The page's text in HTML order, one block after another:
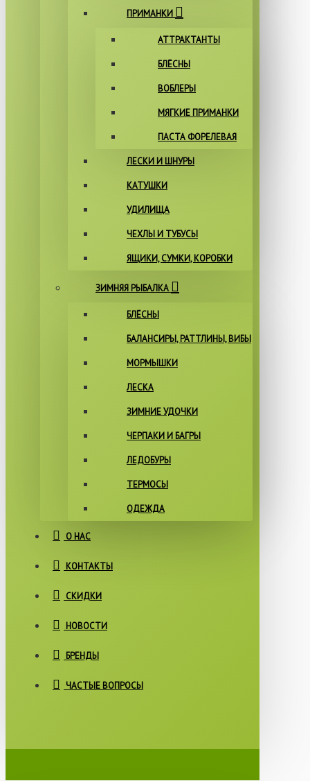
ПРИМАНКИ
АТТРАКТАНТЫ
БЛЁСНЫ
ВОБЛЕРЫ
МЯГКИЕ ПРИМАНКИ
ПАСТА ФОРЕЛЕВАЯ
ЛЕСКИ И ШНУРЫ
КАТУШКИ
УДИЛИЩА
ЧЕХЛЫ И ТУБУСЫ
ЯЩИКИ, СУМКИ, КОРОБКИ
ЗИМНЯЯ РЫБАЛКА
БЛЁСНЫ
БАЛАНСИРЫ, РАТТЛИНЫ, ВИБЫ
МОРМЫШКИ
ЛЕСКА
ЗИМНИЕ УДОЧКИ
ЧЕРПАКИ И БАГРЫ
ЛЕДОБУРЫ
ТЕРМОСЫ
ОДЕЖДА
О НАС
КОНТАКТЫ
СКИДКИ
НОВОСТИ
БРЕНДЫ
ЧАСТЫЕ ВОПРОСЫ